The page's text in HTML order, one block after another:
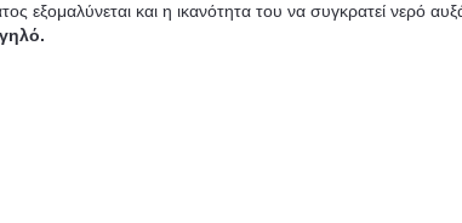
και η ικανότητα του να συγκρατεί νερό